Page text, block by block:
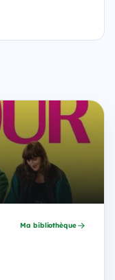
Ma bibliothèque